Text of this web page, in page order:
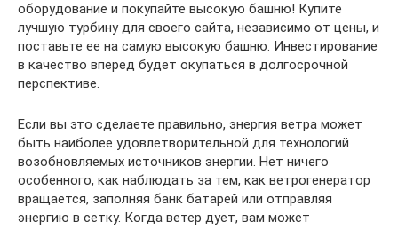
оборудование и покупайте высокую башню! Купите
лучшую турбину для своего сайта, независимо от цены, и
поставьте ее на самую высокую башню. Инвестирование
в качество вперед будет окупаться в долгосрочной
перспективе.
Если вы это сделаете правильно, энергия ветра может
быть наиболее удовлетворительной для технологий
возобновляемых источников энергии. Нет ничего
особенного, как наблюдать за тем, как ветрогенератор
вращается, заполняя банк батарей или отправляя
энергию в сетку. Когда ветер дует, вам может